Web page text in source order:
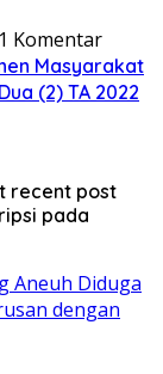
1 Komentar
Masyarakat
(2) TA 2022
recent post
pada